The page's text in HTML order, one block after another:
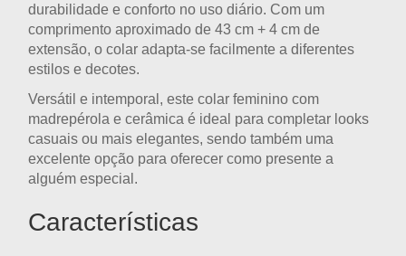
durabilidade e conforto no uso diário. Com um
comprimento aproximado de 43 cm + 4 cm de
extensão, o colar adapta-se facilmente a diferentes
estilos e decotes.
Versátil e intemporal, este colar feminino com
madrepérola e cerâmica é ideal para completar looks
casuais ou mais elegantes, sendo também uma
excelente opção para oferecer como presente a
alguém especial.
Características